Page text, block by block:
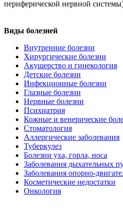
периферической нервной
Виды болезней
Внутренние болезни
Хирургические болезни
Акушерство и гинекология
Детские болезни
Инфекционные болезни
Глазные болезни
Нервные болезни
Психиатрия
Кожные и венерические
Стоматология
Аллергические заболевания
Туберкулез
Болезни уха, горла, носа
Заболевания дыхательных
Заболевания опорно-
Косметические недостатки
Онкология